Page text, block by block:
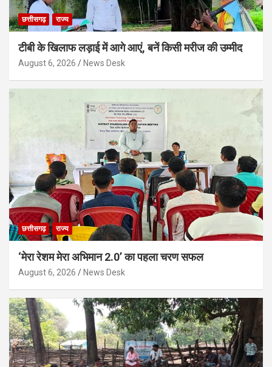
छत्तीसगढ़ राज्य
टीबी के खिलाफ लड़ाई में आगे आएं, बनें किसी मरीज की उम्मीद
August 6, 2026 News Desk
छत्तीसगढ़ राज्य
‘मेरा रेशम मेरा अभिमान 2.0’ का पहला चरण सफल
August 6, 2026 News Desk